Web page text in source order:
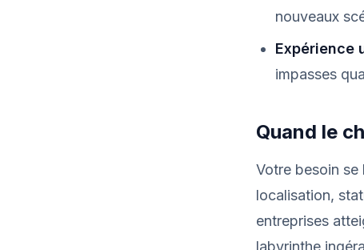
nouveaux
Expérience
impasses
Quand le
Votre besoin se
localisation,
entreprises
labyrinthe